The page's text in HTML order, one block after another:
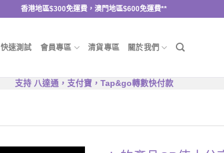
香港地區$300免運費，澳門地區$600免運費**
快速測試 會員專區 清貨專區 關於我們
支持 八達通，支付寶，Tap&go轉數快付款